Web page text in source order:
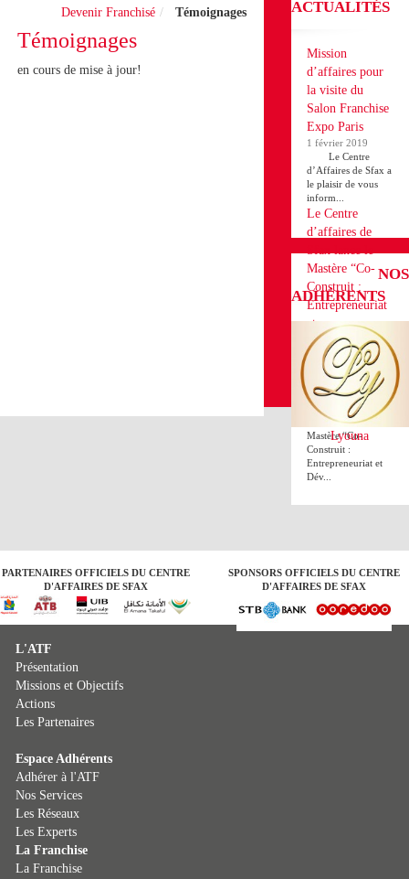
Devenir Franchisé Témoignages
Témoignages
en cours de mise à jour!
ACTUALITÉS
Mission
d’affaires pour
la visite du
Salon Franchise
Expo Paris
1 février 2019
Le Centre
d’Affaires de Sfax a
le plaisir de vous
inform...
Le Centre
d’affaires de
Sfax lance le
Mastère “Co-
Construit :
Entrepreneuriat
et
Développement
des Projets en
Franchise”
18 décembre 2018
Le Centre d’affaires
de Sfax lance le
Mastère “Co-
Construit :
Entrepreneuriat et
Dév...
NOS
ADHÉRENTS
Lyouna
PARTENAIRES OFFICIELS DU CENTRE
D'AFFAIRES DE SFAX
SPONSORS OFFICIELS DU CENTRE
D'AFFAIRES DE SFAX
L'ATF
Présentation
Missions et Objectifs
Actions
Les Partenaires
Espace Adhérents
Adhérer à l'ATF
Nos Services
Les Réseaux
Les Experts
La Franchise
La Franchise